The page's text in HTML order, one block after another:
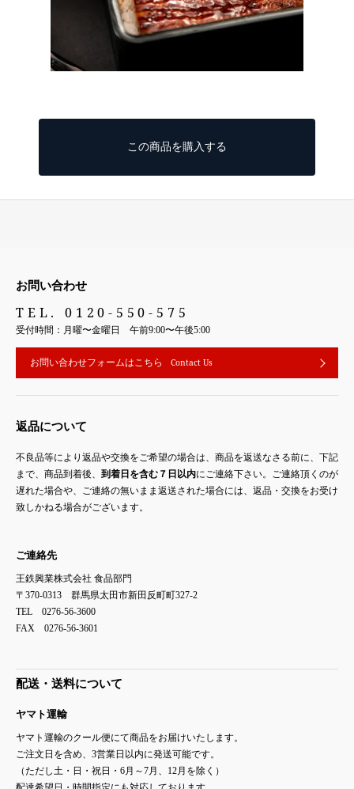
この商品を購入する
お問い合わせ
TEL. 0120-550-575
受付時間：月曜〜金曜日 午前9:00〜午後5:00
お問い合わせフォームはこちら Contact Us
返品について
不良品等により返品や交換をご希望の場合は、商品を返送なさる前に、下記
まで、商品到着後、 到着日を含む７日以内にご連絡下さい。ご連絡頂くのが
遅れた場合や、ご連絡の無いまま返送された場合には、返品・交換をお受け
致しかねる場合がございます。
ご連絡先
王鉄興業株式会社 食品部門
〒370-0313 群馬県太田市新田反町町327-2
TEL 0276-56-3600
FAX 0276-56-3601
配送・送料について
ヤマト運輸
ヤマト運輸のクール便にて商品をお届けいたします。
ご注文日を含め、3営業日以内に発送可能です。
（ただし土・日・祝日・6月～7月、12月を除く）